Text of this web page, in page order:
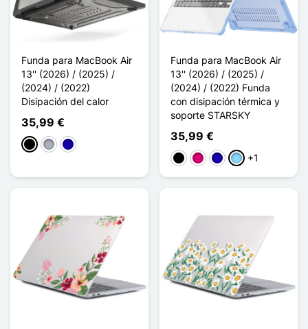
Funda para MacBook Air
13'' (2026) / (2025) /
(2024) / (2022)
Disipación del calor
35,99 €
NegroGris Azul oscuro
Funda para MacBook Air
13'' (2026) / (2025) /
(2024) / (2022) Funda
con disipación térmica y
soporte STARSKY
35,99 €
NegroMagentaAzul oscuro
Azul claro
+1